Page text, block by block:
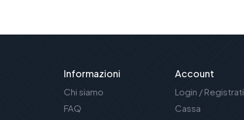
Informazioni
Chi siamo
FAQ
Account
Login / Registrati
Cassa